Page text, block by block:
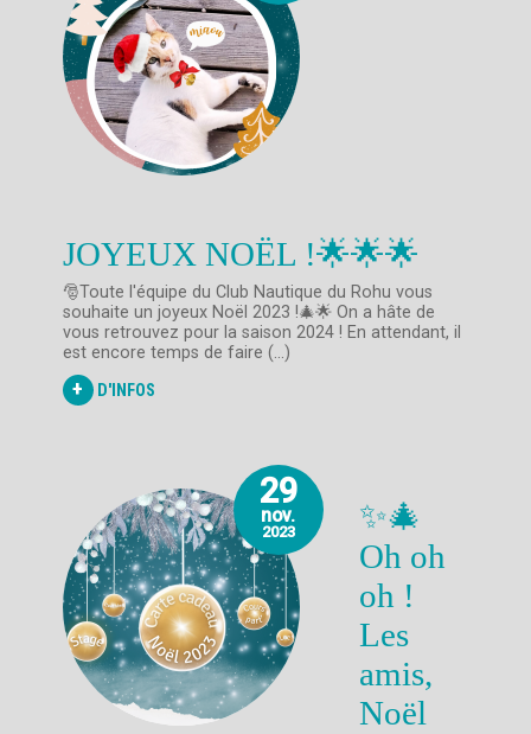
JOYEUX NOËL !🌟🌟🌟
🎅Toute l'équipe du Club Nautique du Rohu vous
souhaite un joyeux Noël 2023 !🎄🌟 On a hâte de
vous retrouvez pour la saison 2024 ! En attendant, il
est encore temps de faire (...)
+ D'INFOS
29
nov.
2023
✨🎄
Oh oh
oh !
Les
amis,
Noël